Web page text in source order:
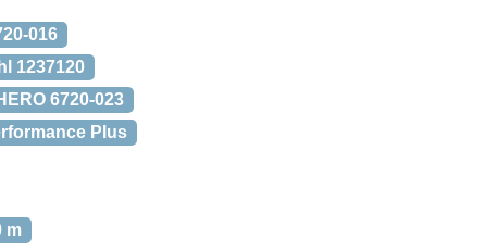
016
1237120
6720-023
Plus
m